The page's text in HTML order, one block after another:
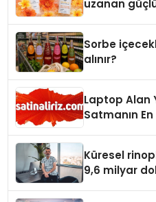
uzanan
Sorbe
alınır?
Laptop Alan
Satmanın
Küresel
9,6 milyar